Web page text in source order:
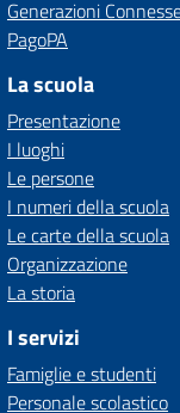
Generazioni
PagoPA
La scuola
Presentazione
I luoghi
Le persone
I numeri della scuola
Le carte della scuola
Organizzazione
La storia
I servizi
Famiglie e studenti
Personale scolastico